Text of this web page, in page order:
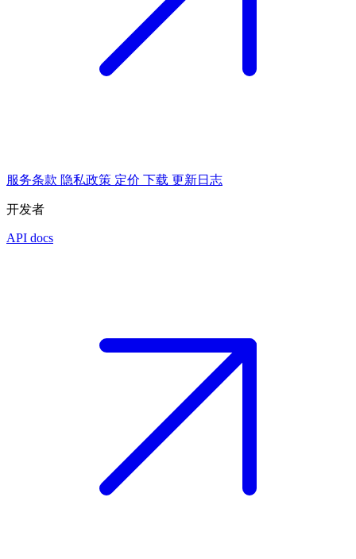
服务条款 隐私政策 定价 下载 更新日志
开发者
API docs